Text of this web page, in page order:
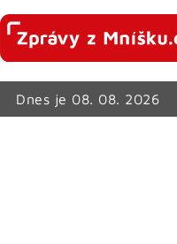
Dnes je 08. 08. 2026